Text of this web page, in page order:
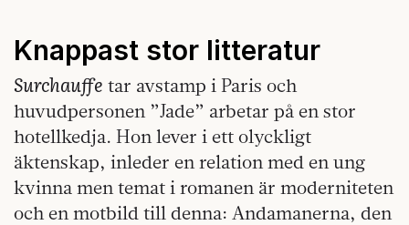
Knappast stor litteratur
Surchauffe tar avstamp i Paris och
huvudpersonen ”Jade” arbetar på en stor
hotellkedja. Hon lever i ett olyckligt
äktenskap, inleder en relation med en ung
kvinna men temat i romanen är moderniteten
och en motbild till denna: Andamanerna, den